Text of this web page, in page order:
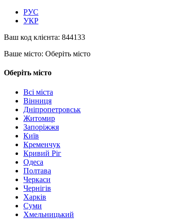
РУС
УКР
Ваш код клієнта: 844133
Ваше місто: Оберіть місто
Оберіть місто
Всі міста
Вінниця
Дніпропетровськ
Житомир
Запоріжжя
Київ
Кременчук
Кривий Ріг
Одеса
Полтава
Черкаси
Чернігів
Харків
Суми
Хмельницький